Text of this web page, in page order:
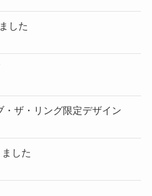
した
・ザ・リング限定デザイン
した